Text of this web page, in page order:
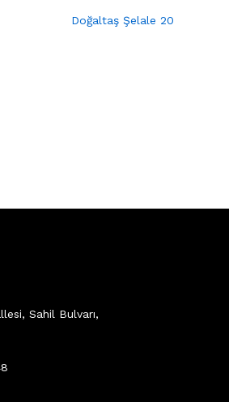
Doğaltaş Şelale 20
Sahil Bulvarı,